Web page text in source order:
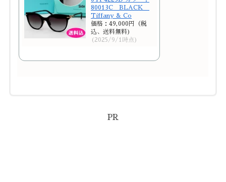
80013C BLACK
Tiffany & Co
価格：49,000円（税
込、送料無料)
(2025/9/1時点)
PR